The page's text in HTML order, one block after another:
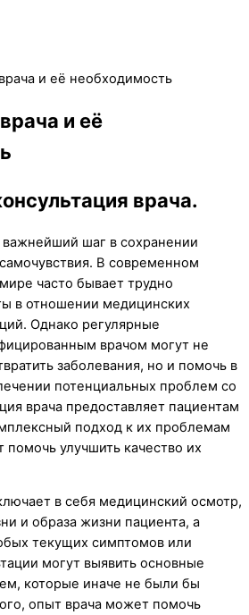
и её
врача.
важнейший шаг в сохранении
В современном
часто бывает трудно
в отношении медицинских
Однако регулярные
врачом могут не
заболевания, но и помочь в
потенциальных проблем со
врача предоставляет пациентам
подход к их проблемам
улучшить качество их
в себя медицинский осмотр,
и образа жизни пациента, а
текущих симптомов или
могут выявить основные
которые иначе не были бы
опыт врача может помочь